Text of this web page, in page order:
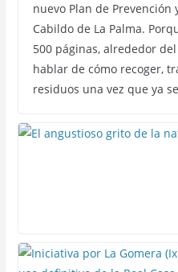
nuevo Plan de Prevención
Cabildo de La Palma.
500 páginas, alrededor
hablar de cómo recoger,
residuos una vez que ya